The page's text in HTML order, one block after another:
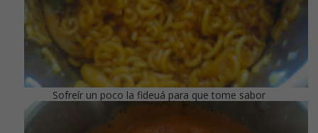
Sofreír un poco la fideuá para que tome sabor